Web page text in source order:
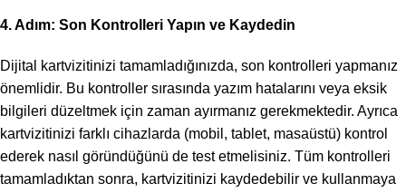
4. Adım: Son Kontrolleri Yapın ve Kaydedin
Dijital kartvizitinizi tamamladığınızda, son kontrolleri yapmanız
önemlidir. Bu kontroller sırasında yazım hatalarını veya eksik
bilgileri düzeltmek için zaman ayırmanız gerekmektedir. Ayrıca
kartvizitinizi farklı cihazlarda (mobil, tablet, masaüstü) kontrol
ederek nasıl göründüğünü de test etmelisiniz. Tüm kontrolleri
tamamladıktan sonra, kartvizitinizi kaydedebilir ve kullanmaya